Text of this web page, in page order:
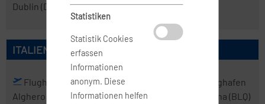
Dublin (DUB)
ITALIEN
Flughafen
Alghero
Flughafen
Bari(BRI)
Bergamo
Flughafen
Bologna (BLQ)
Statistiken
Statistik Cookies
erfassen
Informationen
anonym. Diese
Informationen helfen